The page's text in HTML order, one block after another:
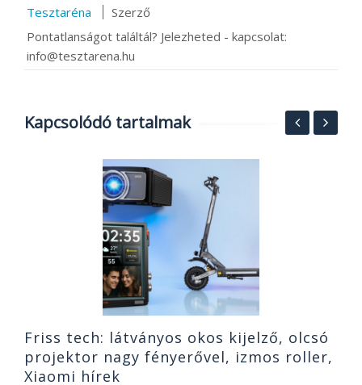
Tesztaréna
Szerző
Pontatlanságot találtál? Jelezheted - kapcsolat:
info@tesztarena.hu
Kapcsolódó tartalmak
Friss tech: látványos okos kijelző, olcsó
projektor nagy fényerővel, izmos roller,
Xiaomi hírek